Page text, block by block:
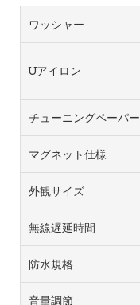
ワッシャー
Uアイロン
チューニングペーパー
マグネット仕様
外観サイズ
無線遅延時間
防水規格
音量調節